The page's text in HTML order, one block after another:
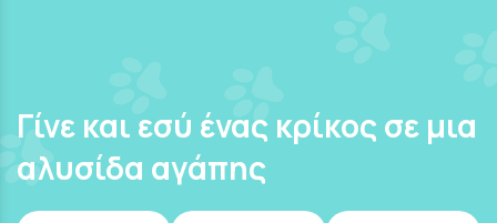
Γίνε και εσύ ένας κρίκος σε μια
αλυσίδα αγάπης